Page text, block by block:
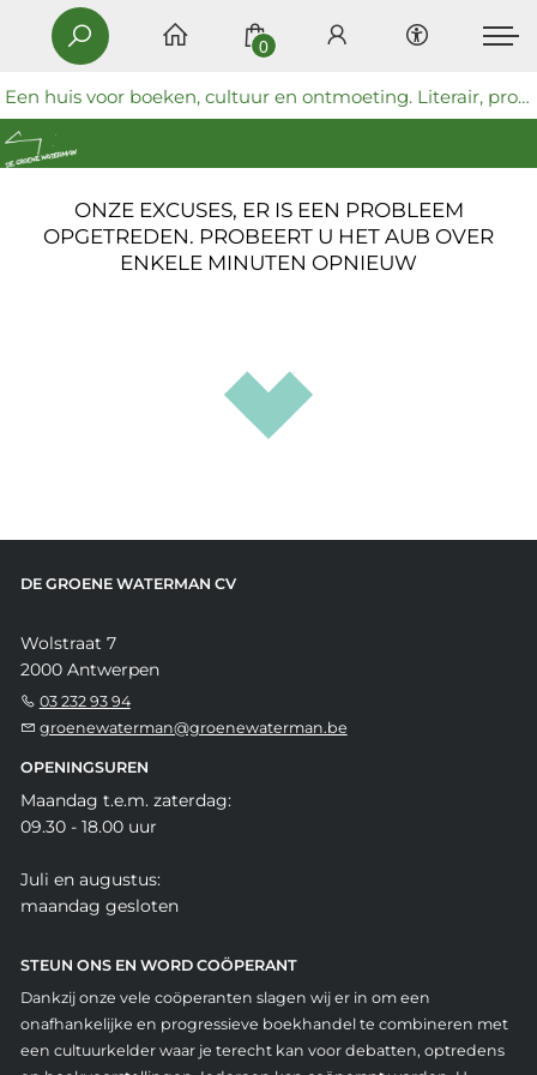
Een huis voor boeken, cultuur en ontmoeting. Literair, progressief en coöperatief.
0
ONZE EXCUSES, ER IS EEN PROBLEEM
OPGETREDEN. PROBEERT U HET AUB OVER
ENKELE MINUTEN OPNIEUW
DE GROENE WATERMAN CV
Wolstraat 7
2000 Antwerpen
03 232 93 94
groenewaterman@groenewaterman.be
OPENINGSUREN
Maandag t.e.m. zaterdag:
09.30 - 18.00 uur
Juli en augustus:
maandag gesloten
STEUN ONS EN WORD COÖPERANT
Dankzij onze vele coöperanten slagen wij er in om een
onafhankelijke en progressieve boekhandel te combineren met
een cultuurkelder waar je terecht kan voor debatten, optredens